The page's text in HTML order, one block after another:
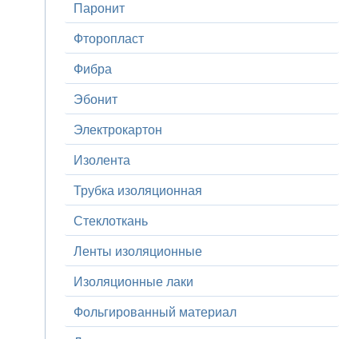
Паронит
Фторопласт
Фибра
Эбонит
Электрокартон
Изолента
Трубка изоляционная
Стеклоткань
Ленты изоляционные
Изоляционные лаки
Фольгированный материал